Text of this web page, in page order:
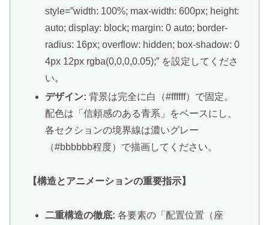
style=”width: 100%; max-width: 600px; height:
auto; display: block; margin: 0 auto; border-
radius: 16px; overflow: hidden; box-shadow: 0
4px 12px rgba(0,0,0,0.05);” を設定してくださ
い。
デザイン: 背景は完全に白（#ffffff）で固定。
配色は「信頼感のある青系」をベースにし、
各セクションの境界線は濃いグレー
（#bbbbbb程度）で描画してください。
【構造とアニメーションの重要指示】
二重構造の徹底: 各要素の「配置位置（座